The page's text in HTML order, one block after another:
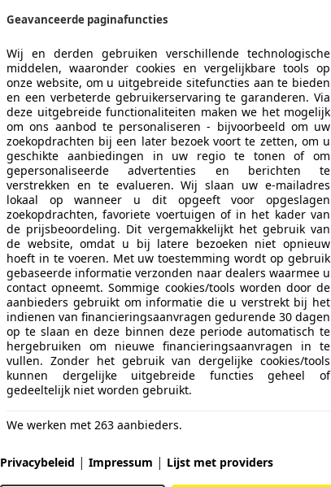
Geavanceerde paginafuncties
Wij en derden gebruiken verschillende technologische
middelen, waaronder cookies en vergelijkbare tools op
onze website, om u uitgebreide sitefuncties aan te bieden
en een verbeterde gebruikerservaring te garanderen. Via
deze uitgebreide functionaliteiten maken we het mogelijk
om ons aanbod te personaliseren - bijvoorbeeld om uw
zoekopdrachten bij een later bezoek voort te zetten, om u
geschikte aanbiedingen in uw regio te tonen of om
gepersonaliseerde advertenties en berichten te
verstrekken en te evalueren. Wij slaan uw e-mailadres
lokaal op wanneer u dit opgeeft voor opgeslagen
zoekopdrachten, favoriete voertuigen of in het kader van
de prijsbeoordeling. Dit vergemakkelijkt het gebruik van
de website, omdat u bij latere bezoeken niet opnieuw
hoeft in te voeren. Met uw toestemming wordt op gebruik
gebaseerde informatie verzonden naar dealers waarmee u
contact opneemt. Sommige cookies/tools worden door de
aanbieders gebruikt om informatie die u verstrekt bij het
indienen van financieringsaanvragen gedurende 30 dagen
op te slaan en deze binnen deze periode automatisch te
hergebruiken om nieuwe financieringsaanvragen in te
vullen. Zonder het gebruik van dergelijke cookies/tools
kunnen dergelijke uitgebreide functies geheel of
gedeeltelijk niet worden gebruikt.
We werken met 263 aanbieders.
Privacybeleid | Impressum | Lijst met providers